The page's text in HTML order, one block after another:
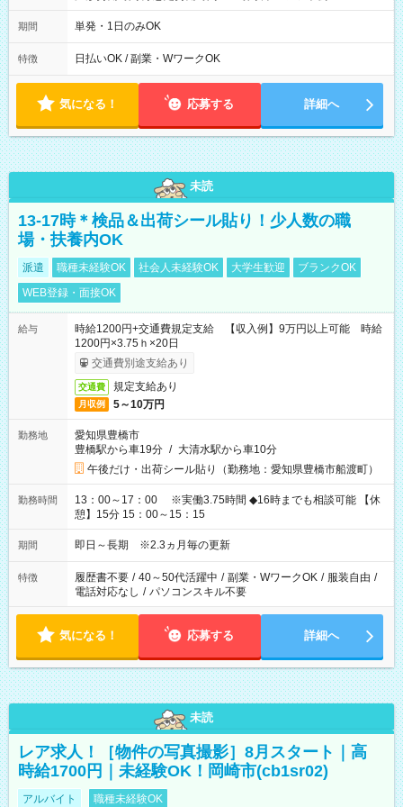
10/26 全日共通 08：00～12：00 17：00～21：00 ＊8/31
～9/19のみ下記シフトもあります！ 12：00～16：00 ＊9/6～
00
期間 単発・1日のみOK
特徴 日払いOK / 副業・WワークOK
気になる！ 応募する 詳細へ
未読
13-17時＊検品＆出荷シール貼り！少人数の職
場・扶養内OK
派遣 職種未経験OK 社会人未経験OK 大学生歓迎
ブランクOK
WEB登録・面接OK
給与
時給1200円+交通費規定支給 【収入例】9万円以上可能 時給
1200円×3.75ｈ×20日
交通費別途支給あり
交通費 規定支給あり
月収例 5～10万円
勤務地
愛知県豊橋市
豊橋駅から車19分 / 大清水駅から車10分
午後だけ・出荷シール貼り（勤務地：愛知県豊橋市船渡町）
勤務時間
13：00～17：00 ※実働3.75時間 ◆16時までも相談可能 【休
憩】15分 15：00～15：15
期間 即日～長期 ※2.3ヵ月毎の更新
特徴 履歴書不要 / 40～50代活躍中 / 副業・WワークOK / 服装自由 /
電話対応なし / パソコンスキル不要
気になる！ 応募する 詳細へ
未読
レア求人！［物件の写真撮影］8月スタート｜高
時給1700円｜未経験OK！岡崎市(cb1sr02)
アルバイト 職種未経験OK